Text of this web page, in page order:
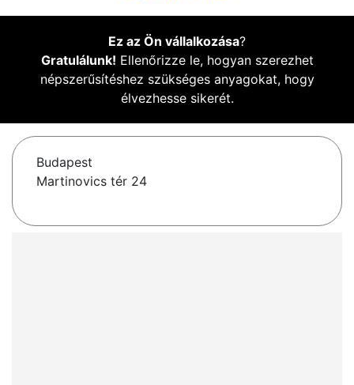
Ez az Ön vállalkozása?
Gratulálunk! Ellenőrizze le, hogyan szerezhet
népszerűsítéshez szükséges anyagokat, hogy
élvezhesse sikerét.
Budapest
Martinovics tér 24